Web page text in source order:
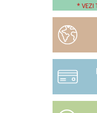
* VEZI